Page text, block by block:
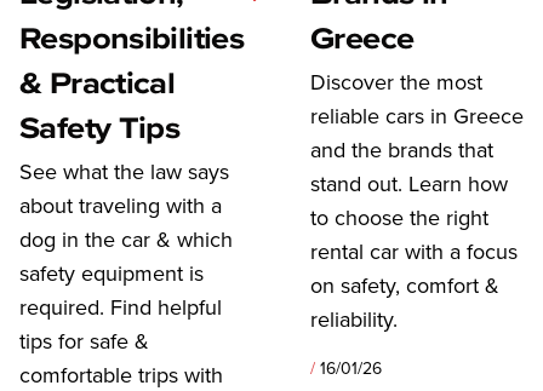
Responsibilities
& Practical
Safety Tips
See what the law says
about traveling with a
dog in the car & which
safety equipment is
required. Find helpful
tips for safe &
comfortable trips with
Greece
Discover the most
reliable cars in Greece
and the brands that
stand out. Learn how
to choose the right
rental car with a focus
on safety, comfort &
reliability.
/ 16/01/26